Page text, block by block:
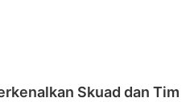
Skuad dan Tim